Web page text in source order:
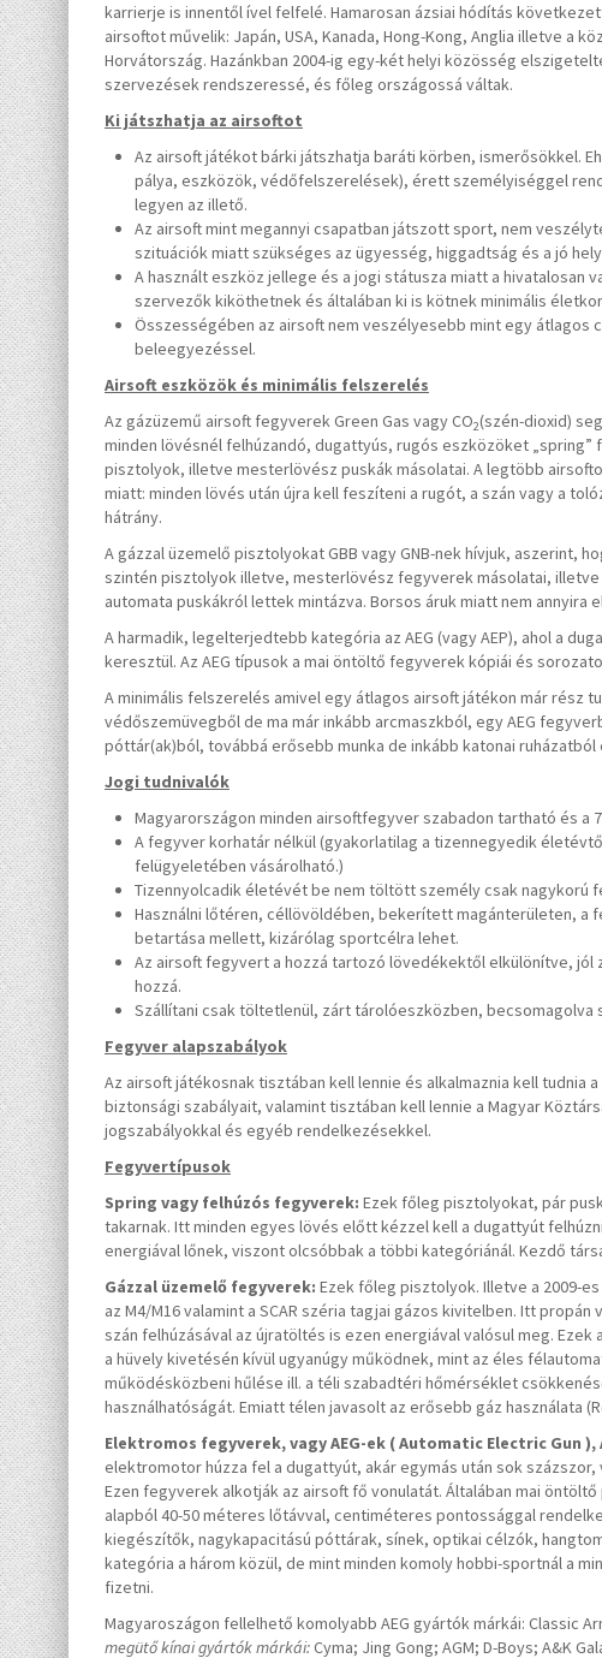
karrierje is innentől ível felfelé. Hamarosan ázsiai hódítás
airsoftot művelik: Japán, USA, Kanada, Hong-Kong, Anglia illetve a
Horvátország. Hazánkban 2004-ig egy-két helyi közösség
szervezések rendszeressé, és főleg országossá váltak.
Ki játszhatja az airsoftot
Az airsoft játékot bárki játszhatja baráti körben, ismerősökkel.
pálya, eszközök, védőfelszerelések), érett személyiséggel
legyen az illető.
Az airsoft mint megannyi csapatban játszott sport, nem
szituációk miatt szükséges az ügyesség, higgadtság és a jó
A használt eszköz jellege és a jogi státusza miatt a hivatalosan
szervezők kiköthetnek és általában ki is kötnek minimális
Összességében az airsoft nem veszélyesebb mint egy átlagos
beleegyezéssel.
Airsoft eszközök és minimális felszerelés
Az gázüzemű airsoft fegyverek Green Gas vagy CO2(szén-dioxid)
minden lövésnél felhúzandó, dugattyús, rugós eszközöket
pisztolyok, illetve mesterlövész puskák másolatai. A legtöbb
miatt: minden lövés után újra kell feszíteni a rugót, a szán vagy a
hátrány.
A gázzal üzemelő pisztolyokat GBB vagy GNB-nek hívjuk, aszerint,
szintén pisztolyok illetve, mesterlövész fegyverek másolatai, illetve
automata puskákról lettek mintázva. Borsos áruk miatt nem
A harmadik, legelterjedtebb kategória az AEG (vagy AEP), ahol a
keresztül. Az AEG típusok a mai öntöltő fegyverek kópiái és
A minimális felszerelés amivel egy átlagos airsoft játékon már rész
védőszemüvegből de ma már inkább arcmaszkból, egy AEG
póttár(ak)ból, továbbá erősebb munka de inkább katonai ruházatból
Jogi tudnivalók
Magyarországon minden airsoftfegyver szabadon tartható és
A fegyver korhatár nélkül (gyakorlatilag a tizennegyedik
felügyeletében vásárolható.)
Tizennyolcadik életévét be nem töltött személy csak nagykorú
Használni lőtéren, céllövöldében, bekerített magánterületen, a
betartása mellett, kizárólag sportcélra lehet.
Az airsoft fegyvert a hozzá tartozó lövedékektől elkülönítve,
hozzá.
Szállítani csak töltetlenül, zárt tárolóeszközben, becsomagolva
Fegyver alapszabályok
Az airsoft játékosnak tisztában kell lennie és alkalmaznia kell
biztonsági szabályait, valamint tisztában kell lennie a Magyar
jogszabályokkal és egyéb rendelkezésekkel.
Fegyvertípusok
Spring vagy felhúzós fegyverek: Ezek főleg pisztolyokat, pár
takarnak. Itt minden egyes lövés előtt kézzel kell a dugattyút
energiával lőnek, viszont olcsóbbak a többi kategóriánál. Kezdő
Gázzal üzemelő fegyverek: Ezek főleg pisztolyok. Illetve a 2009-
az M4/M16 valamint a SCAR széria tagjai gázos kivitelben. Itt propán
szán felhúzásával az újratöltés is ezen energiával valósul meg. Ezek
a hüvely kivetésén kívül ugyanúgy működnek, mint az éles
működésközbeni hűlése ill. a téli szabadtéri hőmérséklet
használhatóságát. Emiatt télen javasolt az erősebb gáz használata
Elektromos fegyverek, vagy AEG-ek ( Automatic Electric Gun ),
elektromotor húzza fel a dugattyút, akár egymás után sok
Ezen fegyverek alkotják az airsoft fő vonulatát. Általában mai
alapból 40-50 méteres lőtávval, centiméteres pontossággal
kiegészítők, nagykapacitású póttárak, sínek, optikai célzók,
kategória a három közül, de mint minden komoly hobbi-sportnál a
fizetni.
Magyaroszágon fellelhető komolyabb AEG gyártók márkái: Classic
megütő kínai gyártók márkái:Cyma; Jing Gong; AGM; D-Boys; A&K